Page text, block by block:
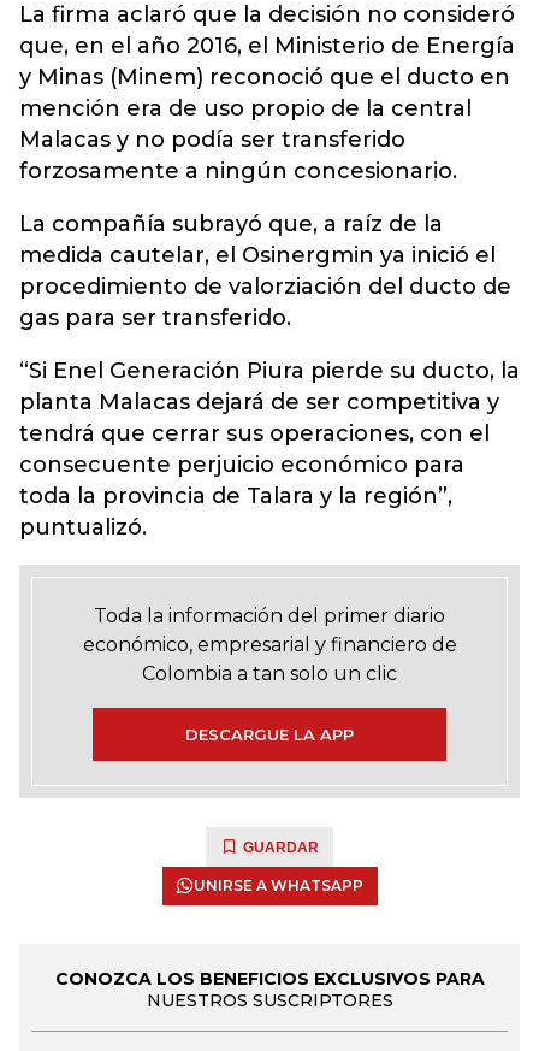
La firma aclaró que la decisión no consideró
que, en el año 2016, el Ministerio de Energía
y Minas (Minem) reconoció que el ducto en
mención era de uso propio de la central
Malacas y no podía ser transferido
forzosamente a ningún concesionario.
La compañía subrayó que, a raíz de la
medida cautelar, el Osinergmin ya inició el
procedimiento de valorziación del ducto de
gas para ser transferido.
“Si Enel Generación Piura pierde su ducto, la
planta Malacas dejará de ser competitiva y
tendrá que cerrar sus operaciones, con el
consecuente perjuicio económico para
toda la provincia de Talara y la región”,
puntualizó.
Toda la información del primer diario
económico, empresarial y financiero de
Colombia a tan solo un clic
DESCARGUE LA APP
GUARDAR
UNIRSE A WHATSAPP
CONOZCA LOS BENEFICIOS EXCLUSIVOS PARA
NUESTROS SUSCRIPTORES